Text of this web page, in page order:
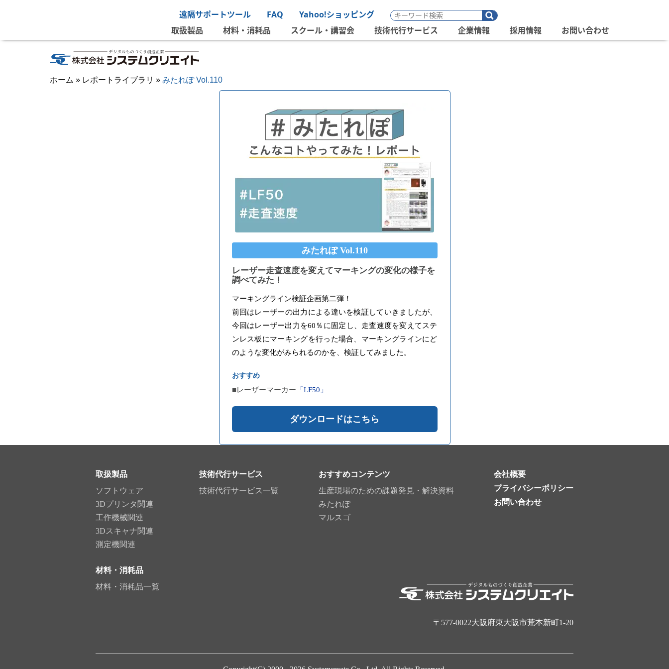
遠隔サポートツール FAQ
Yahoo!ショッピング
取扱製品
材料・消耗品 スクール・講習会 技術代行サービス 企業情報 採用情報 お問い合わせ
ホーム » レポートライブラリ » みたれぽ Vol.110
みたれぽ Vol.110
レーザー走査速度を変えてマーキングの変化の様子を
調べてみた！
マーキングライン検証企画第二弾！
前回はレーザーの出力による違いを検証していきましたが、
今回はレーザー出力を60％に固定し、走査速度を変えてステ
ンレス板にマーキングを行った場合、マーキングラインにど
のような変化がみられるのかを、検証してみました。
おすすめ
■レーザーマーカー 「LF50」
ダウンロードはこちら
取扱製品
ソフトウェア
3Dプリンタ関連
工作機械関連
3Dスキャナ関連
測定機関連
材料・消耗品
材料・消耗品一覧
技術代行サービス
技術代行サービス一覧
おすすめコンテンツ
生産現場のための課題発見・解決資料
みたれぽ
マルスゴ
会社概要
プライバシーポリシー
お問い合わせ
〒577-0022大阪府東大阪市荒本新町1-20